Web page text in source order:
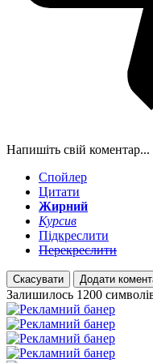
Напишіть свій коментар...
Спойлер
Цитати
Жирний
Курсив
Підкреслити
Перекреслити
Скасувати Додати
Залишилось 1200